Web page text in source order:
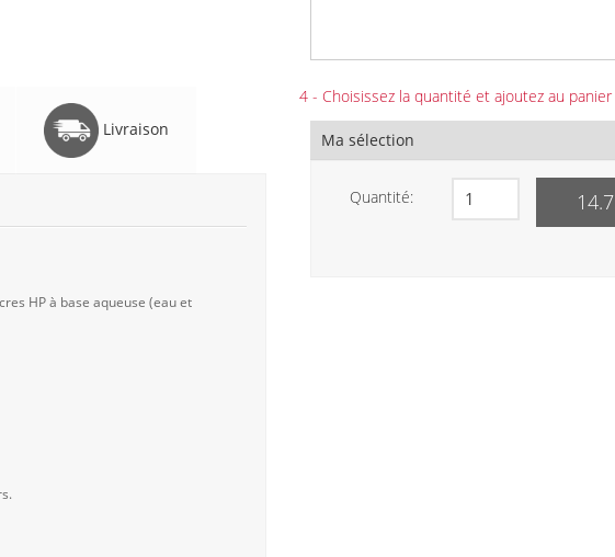
Livraison
HP à base aqueuse (eau et
4 - Choisissez la quantité et ajoutez au panier
Ma sélection
Quantité: